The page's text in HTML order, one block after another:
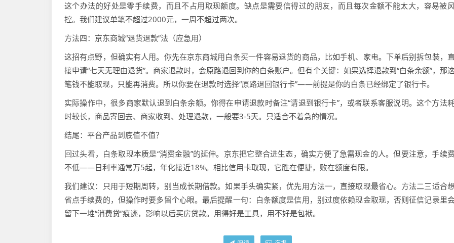
这个办法的好处是零手续费，而且不占用取现额度。缺点是需要信得过的朋友，而且每次金额不能太大，容易被
控。我们建议单笔不超过2000元，一周不超过两次。
方法四：京东商城“退货退款”法（应急用）
这招有点野，但确实有人用。你先在京东商城用白条买一件容易退货的商品，比如手机、家电。下单后别拆包装，直
接申请“七天无理由退货”。商家退款时，会原路退回到你的白条账户。但有个关键：如果选择退款到“白条余额”，那
笔钱不能取现，只能再消费。所以你要在退款时选择“原路退回银行卡”——前提是你的白条已经绑定了银行卡。
实际操作中，很多商家默认退到白条余额。你得在申请退款时备注“请退到银行卡”，或者联系客服说明。这个方法
时较长，商品寄回去、商家收到、处理退款，一般要3-5天。只适合不着急的情况。
结尾：平台产品到底值不值？
回过头看，白条取现本质是“消费金融”的延伸。京东把它整合进生态，确实方便了急需现金的人。但要注意，手续费
不低——日利率通常万5起，年化接近18%。相比信用卡取现，它胜在便捷，败在额度有限。
我们建议：只用于短期周转，别当成长期借款。如果手头确实紧，优先用方法一，直接取现最省心。方法二三适合想
省点手续费的，但操作时要多留个心眼。最后提醒一句：白条额度是信用，别过度依赖现金取现，否则征信记录里
留下一堆“消费贷”痕迹，影响以后买房贷款。用得好是工具，用不好是包袱。